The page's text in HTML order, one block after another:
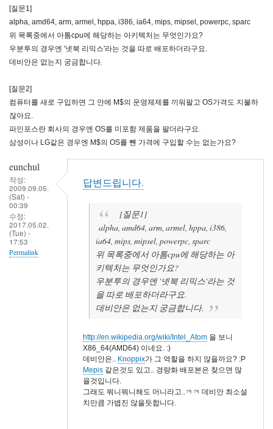
[질문1]
alpha, amd64, arm, armel, hppa, i386, ia64, mips, mipsel, powerpc, sparc
위 목록중에서 아톰cpu에 해당하는 아키텍처는 무엇인가요?
우분투의 경우엔 '넷북 리믹스'라는 것을 따로 배포하더라구요.
데비안은 없는지 궁금합니다.
[질문2]
컴퓨터를 새로 구입하면 그 안에 M$의 운영체제를 끼워팔고 OS가격도 지불하
잖아요.
파인포스란 회사의 경우엔 OS를 미포함 제품을 팔더라구요.
삼성이나 LG같은 경우엔 M$의 OS를 뺀 가격에 구입할 수는 없는가요?
eunchul
작성:
2009.09.05.
(Sat) -
00:39
수정:
2017.05.02.
(Tue) -
17:53
Permalink
답변드립니다.
[질문1]
alpha, amd64, arm, armel, hppa, i386,
ia64, mips, mipsel, powerpc, sparc
위 목록중에서 아톰cpu에 해당하는 아
키텍처는 무엇인가요?
우분투의 경우엔 '넷북 리믹스'라는 것
을 따로 배포하더라구요.
데비안은 없는지 궁금합니다.
http://en.wikipedia.org/wiki/Intel_Atom 을 보니
X86_64(AMD64) 이네요. :)
데비안은.. Knoppix가 그 역할을 하지 않을까요? :P
Mepis 같은것도 있고.. 경량화 배포본은 찾으면 많
을것입니다.
그래도 뭐니뭐니해도 머니라고..ㅋㅋ 데비안 최소설
치만큼 가볍진 않을듯합니다.